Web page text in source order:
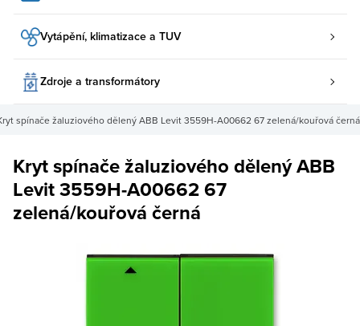
Vytápění, klimatizace a TUV
Zdroje a transformátory
spínače žaluziového dělený ABB Levit 3559H-A00662 67 zelená/kouřová černá
Kryt spínače žaluziového dělený ABB
Levit 3559H-A00662 67
zelená/kouřová černá